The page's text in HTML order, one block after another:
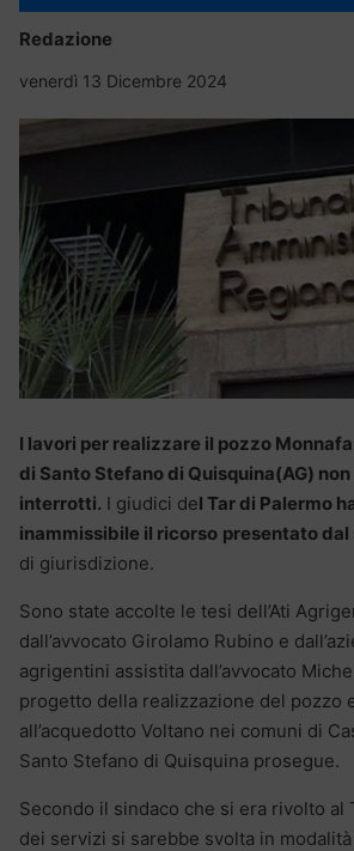
Redazione
venerdì 13 Dicembre 2024
I lavori per realizzare il pozzo
di Santo Stefano di Quisquina(AG)
interrotti. I giudici del Tar di Palermo
inammissibile il ricorso presentato dal
di giurisdizione.
Sono state accolte le tesi dell’Ati
dall’avvocato Girolamo Rubino e
agrigentini assistita dall’avvocato
progetto della realizzazione del pozzo
all’acquedotto Voltano nei comuni di
Santo Stefano di Quisquina prosegue.
Secondo il sindaco che si era rivolto al
dei servizi si sarebbe svolta in